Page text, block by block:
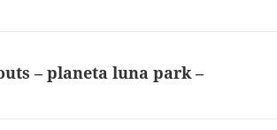
– planeta luna park –